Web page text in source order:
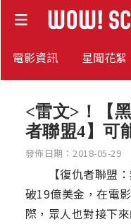
電影資訊 星聞花絮
<雷文>！【
者聯盟4】可
發佈日期：2018-05-29
【復仇者聯盟：
破19億美金，在電
際，眾人也對接下